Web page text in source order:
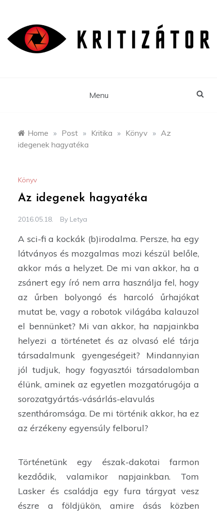
content
Menu
Home » Post » Kritika » Könyv » Az
idegenek hagyatéka
Könyv
Az idegenek hagyatéka
2016.05.18. By Letya
A sci-fi a kockák (b)irodalma. Persze, ha egy
látványos és mozgalmas mozi készül belőle,
akkor más a helyzet. De mi van akkor, ha a
zsánert egy író nem arra használja fel, hogy
az űrben bolyongó és harcoló űrhajókat
mutat be, vagy a robotok világába kalauzol
el bennünket? Mi van akkor, ha napjainkba
helyezi a történetet és az olvasó elé tárja
társadalmunk gyengeségeit? Mindannyian
jól tudjuk, hogy fogyasztói társadalomban
élünk, aminek az egyetlen mozgatórugója a
sorozatgyártás-vásárlás-elavulás
szentháromsága. De mi történik akkor, ha ez
az érzékeny egyensúly felborul?
Történetünk egy észak-dakotai farmon
kezdődik, valamikor napjainkban. Tom
Lasker és családja egy fura tárgyat vesz
észre a földjükön, amire ásás közben